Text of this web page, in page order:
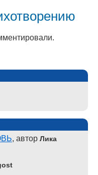
, автор Лика